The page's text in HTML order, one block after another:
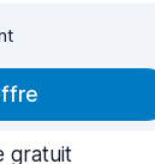
gratuit